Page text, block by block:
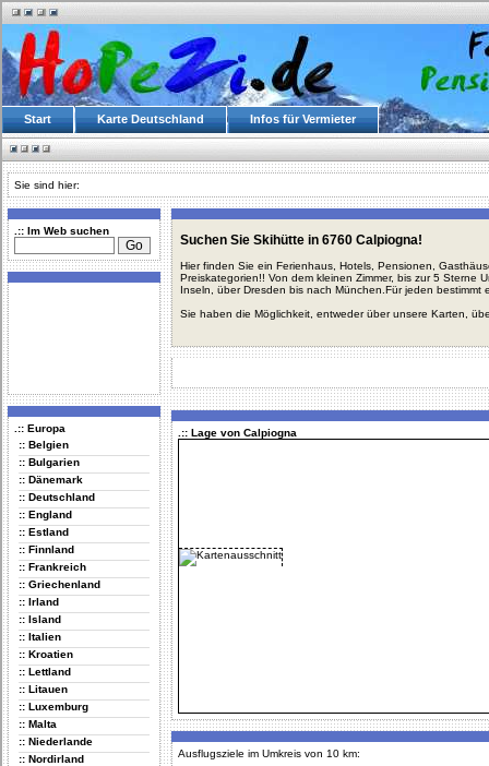
Start Karte Deutschland Infos für Vermieter
Sie sind hier:
.:: Im Web suchen
.:: Europa
:: Belgien
:: Bulgarien
:: Dänemark
:: Deutschland
:: England
:: Estland
:: Finnland
:: Frankreich
:: Griechenland
:: Irland
:: Island
:: Italien
:: Kroatien
:: Lettland
:: Litauen
:: Luxemburg
:: Malta
:: Niederlande
:: Nordirland
Suchen Sie Skihütte in 6760 Calpiogna!
Hier finden Sie ein Ferienhaus, Hotels, Pensionen,
Preiskategorien!! Von dem kleinen Zimmer, bis zur 5 Sterne
Inseln, über Dresden bis nach München.Für jeden bestimmt
Sie haben die Möglichkeit, entweder über unsere Karten,
.:: Lage von Calpiogna
Ausflugsziele im Umkreis von 10 km: